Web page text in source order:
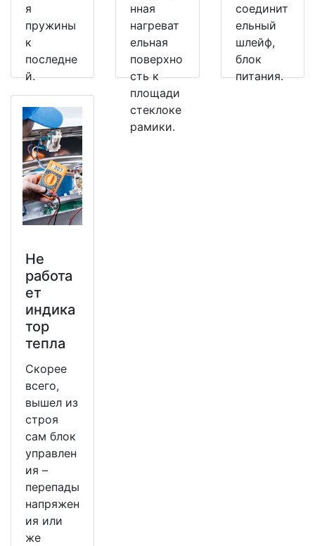
я
пружины
к
последне
й.
нная
нагреват
ельная
поверхно
сть к
площади
стеклоке
рамики.
соединит
ельный
шлейф,
блок
питания.
Не
работа
ет
индика
тор
тепла
Скорее
всего,
вышел из
строя
сам блок
управлен
ия –
перепады
напряжен
ия или
же